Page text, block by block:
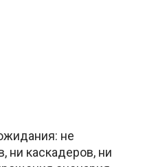
не
ни каскадеров, ни